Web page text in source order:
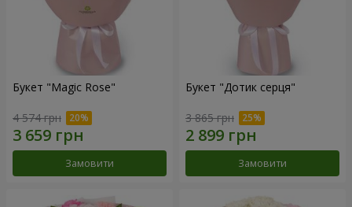
Букет "Magic Rose"
4 574 грн
Замовити
Букет "Дотик серця"
3 865 грн
Замовити